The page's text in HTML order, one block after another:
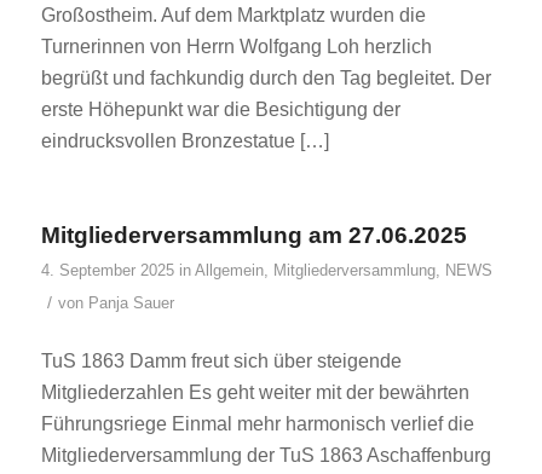
Großostheim. Auf dem Marktplatz wurden die
Turnerinnen von Herrn Wolfgang Loh herzlich
begrüßt und fachkundig durch den Tag begleitet. Der
erste Höhepunkt war die Besichtigung der
eindrucksvollen Bronzestatue […]
Mitgliederversammlung am 27.06.2025
4. September 2025 in Allgemein, Mitgliederversammlung, NEWS
/ von Panja Sauer
TuS 1863 Damm freut sich über steigende
Mitgliederzahlen Es geht weiter mit der bewährten
Führungsriege Einmal mehr harmonisch verlief die
Mitgliederversammlung der TuS 1863 Aschaffenburg